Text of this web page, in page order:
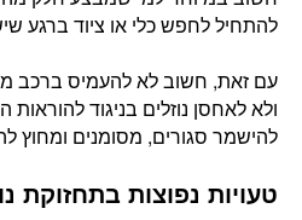
להתחיל לחפש כלי או ציוד ברגע
עם זאת, חשוב לא להעמיס ברכב
ולא לאחסן נוזלים בניגוד להוראות
להישמר סגורים, מסומנים ומחוץ
טעויות נפוצות בתחזוקת